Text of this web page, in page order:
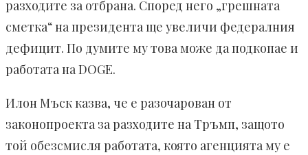
разходите за отбрана. Според него „грешната
сметка“ на президента ще увеличи федералния
дефицит. По думите му това може да подкопае и
работата на DOGE.
Илон Мъск казва, че е разочарован от
законопроекта за разходите на Тръмп, защото
той обезсмисля работата, която агенцията му е